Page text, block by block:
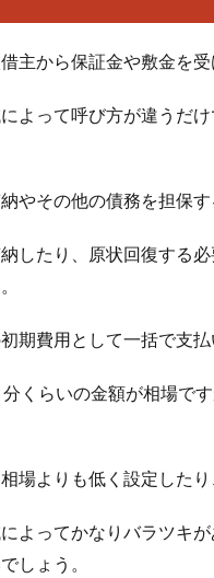
主から保証金や敷金を受
よって呼び方が違うだ
やその他の債務を担保
したり、原状回復する
期費用として一括で支払
くらいの金額が相場で
場よりも低く設定した
よってかなりバラツキ
しょう。